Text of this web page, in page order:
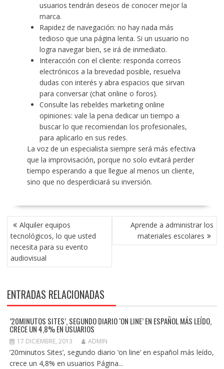
usuarios tendrán deseos de conocer mejor la
marca.
Rapidez de navegación: no hay nada más
tedioso que una página lenta. Si un usuario no
logra navegar bien, se irá de inmediato.
Interacción con el cliente: responda correos
electrónicos a la brevedad posible, resuelva
dudas con interés y abra espacios que sirvan
para conversar (chat online o foros).
Consulte las rebeldes marketing online
opiniones: vale la pena dedicar un tiempo a
buscar lo que recomiendan los profesionales,
para aplicarlo en sus redes.
La voz de un especialista siempre será más efectiva
que la improvisación, porque no solo evitará perder
tiempo esperando a que llegue al menos un cliente,
sino que no desperdiciará su inversión.
NAVEGACIÓN
DE
ENTRADAS
Alquiler equipos
tecnológicos, lo que usted
necesita para su evento
audiovisual
Aprende a administrar los
materiales escolares
ENTRADAS RELACIONADAS
’20MINUTOS SITES’, SEGUNDO DIARIO ‘ON LINE’ EN ESPAÑOL MÁS LEÍDO,
CRECE UN 4,8% EN USUARIOS
17 DICIEMBRE, 2013 ADMIN
’20minutos Sites’, segundo diario ‘on line’ en español más leído,
crece un 4,8% en usuarios Página...